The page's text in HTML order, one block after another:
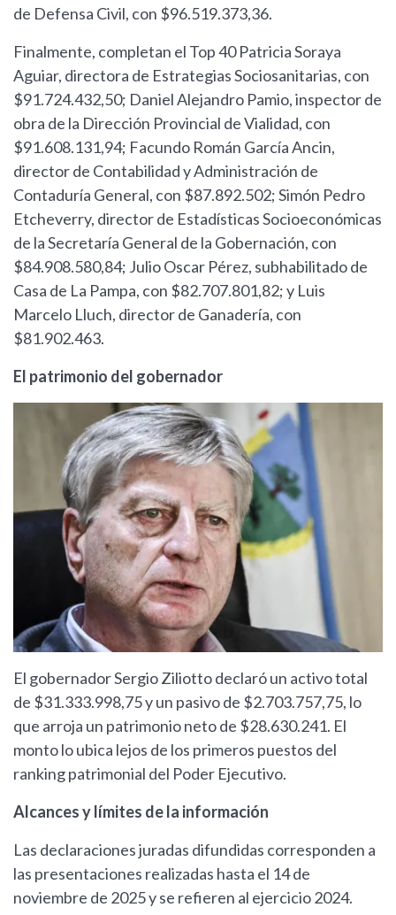
de Defensa Civil, con $96.519.373,36.
Finalmente, completan el Top 40 Patricia Soraya
Aguiar, directora de Estrategias Sociosanitarias, con
$91.724.432,50; Daniel Alejandro Pamio, inspector de
obra de la Dirección Provincial de Vialidad, con
$91.608.131,94; Facundo Román García Ancin,
director de Contabilidad y Administración de
Contaduría General, con $87.892.502; Simón Pedro
Etcheverry, director de Estadísticas Socioeconómicas
de la Secretaría General de la Gobernación, con
$84.908.580,84; Julio Oscar Pérez, subhabilitado de
Casa de La Pampa, con $82.707.801,82; y Luis
Marcelo Lluch, director de Ganadería, con
$81.902.463.
El patrimonio del gobernador
El gobernador Sergio Ziliotto declaró un activo total
de $31.333.998,75 y un pasivo de $2.703.757,75, lo
que arroja un patrimonio neto de $28.630.241. El
monto lo ubica lejos de los primeros puestos del
ranking patrimonial del Poder Ejecutivo.
Alcances y límites de la información
Las declaraciones juradas difundidas corresponden a
las presentaciones realizadas hasta el 14 de
noviembre de 2025 y se refieren al ejercicio 2024.